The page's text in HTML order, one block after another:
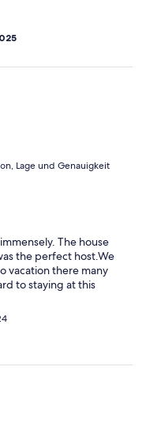
Lage und Genauigkeit
The house
the perfect host.We
vacation there many
to staying at this